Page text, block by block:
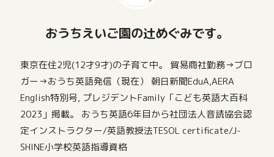
おうちえいご園の辻めぐみです。
東京在住2児(12才9才)の子育て中。 貿易商社勤務→ブロ
ガー→おうち英語発信（現在） 朝日新聞EduA,AERA
English特別号, プレジデントFamily「こども英語大百科
2023」掲載。 おうち英語6年目から社団法人音読協会認
定インストラクター/英語教授法TESOL certificate/J-
SHINE小学校英語指導資格